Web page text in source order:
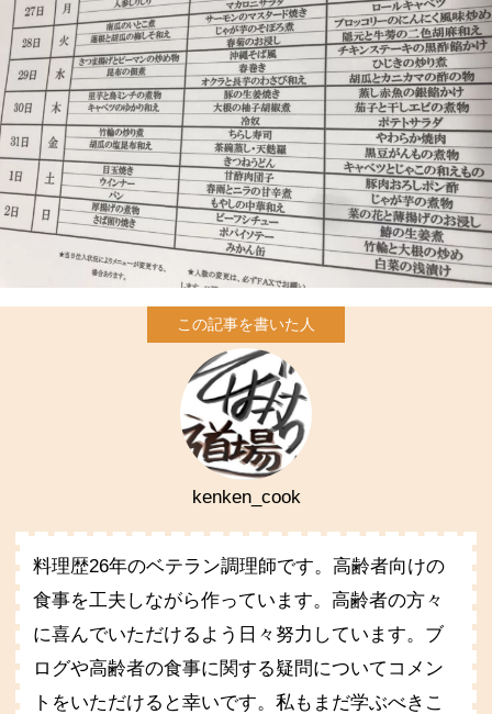
kenken_cook
料理歴26年のベテラン調理師です。高齢者向けの
食事を工夫しながら作っています。高齢者の方々
に喜んでいただけるよう日々努力しています。ブ
ログや高齢者の食事に関する疑問についてコメン
トをいただけると幸いです。私もまだ学ぶべきこ